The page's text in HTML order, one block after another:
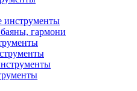
инструменты
гармони